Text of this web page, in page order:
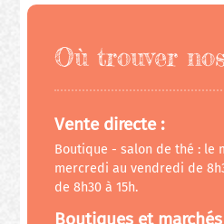
Où trouver
Vente directe :
Boutique - salon de thé : le
mercredi au vendredi de
de 8h30 à 15h.
Boutiques et